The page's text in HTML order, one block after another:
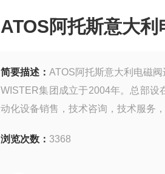
ATOS阿托斯意大
简要描述： ATOS阿托斯意大利电磁
WISTER集团成立于2004年。总部设
动化设备销售，技术咨询，技术服务，
能看到我们的身影。我们售出的产品
浏览次数： 3368